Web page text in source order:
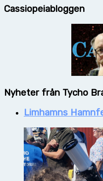
Cassiopeiabloggen
Nyheter från Tycho
Limhamns